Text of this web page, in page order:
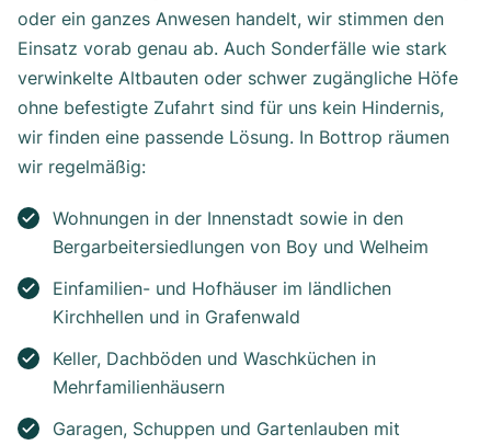
oder ein ganzes Anwesen handelt, wir stimmen den
Einsatz vorab genau ab. Auch Sonderfälle wie stark
verwinkelte Altbauten oder schwer zugängliche Höfe
ohne befestigte Zufahrt sind für uns kein Hindernis,
wir finden eine passende Lösung. In Bottrop räumen
wir regelmäßig:
Wohnungen in der Innenstadt sowie in den
Bergarbeitersiedlungen von Boy und Welheim
Einfamilien- und Hofhäuser im ländlichen
Kirchhellen und in Grafenwald
Keller, Dachböden und Waschküchen in
Mehrfamilienhäusern
Garagen, Schuppen und Gartenlauben mit